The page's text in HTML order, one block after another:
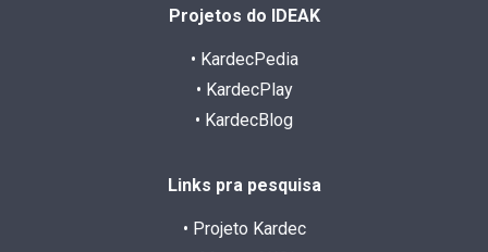
Projetos do IDEAK
• KardecPedia
• KardecPlay
• KardecBlog
Links pra pesquisa
• Projeto Kardec